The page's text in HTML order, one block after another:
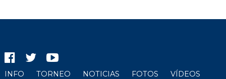
INFO TORNEO NOTICIAS FOTOS
VÍDEOS